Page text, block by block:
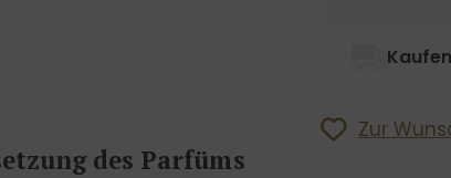
Zur
des Parfüms